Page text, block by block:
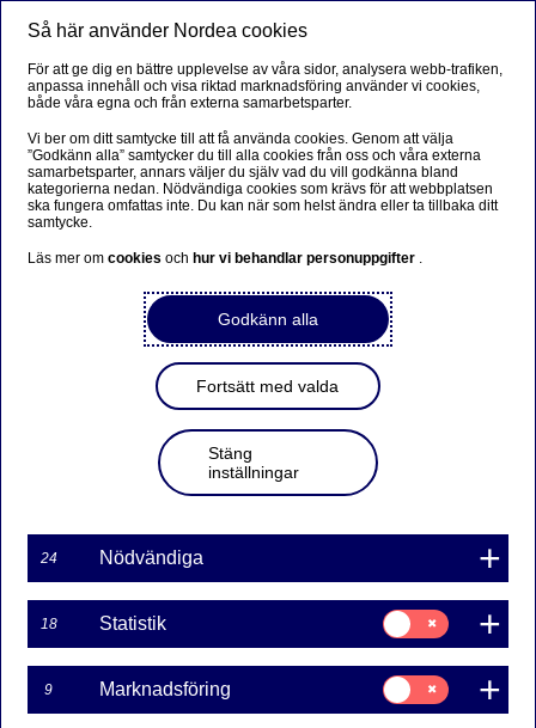
Croisette Fastighetsförmedling
Få hjälp med värdering
Lämna dina kontaktuppgifter så hör din lokala mäklare
av sig till dig för värdering av din bostad.
Fält markerade med en asterisk (*) är obligatoriska att
*
Telefonnummer*
Så här använder Nordea cookies
För att ge dig en bättre upplevelse av våra sidor, analysera webb-trafiken,
anpassa innehåll och visa riktad marknadsföring använder vi cookies,
både våra egna och från externa samarbetsparter.
Vi ber om ditt samtycke till att få använda cookies. Genom att välja
”Godkänn alla” samtycker du till alla cookies från oss och våra externa
samarbetsparter, annars väljer du själv vad du vill godkänna bland
kategorierna nedan. Nödvändiga cookies som krävs för att webbplatsen
ska fungera omfattas inte. Du kan när som helst ändra eller ta tillbaka ditt
samtycke.
Läs mer omcookiesoch hur vi behandlar personuppgifter .
Godkänn alla
Fortsätt med valda
Stäng
inställningar
24 Nödvändiga
18 Statistik
Samtycke
för:
Statistik
9 Marknadsföring
Samtycke
för:
Marknadsföring